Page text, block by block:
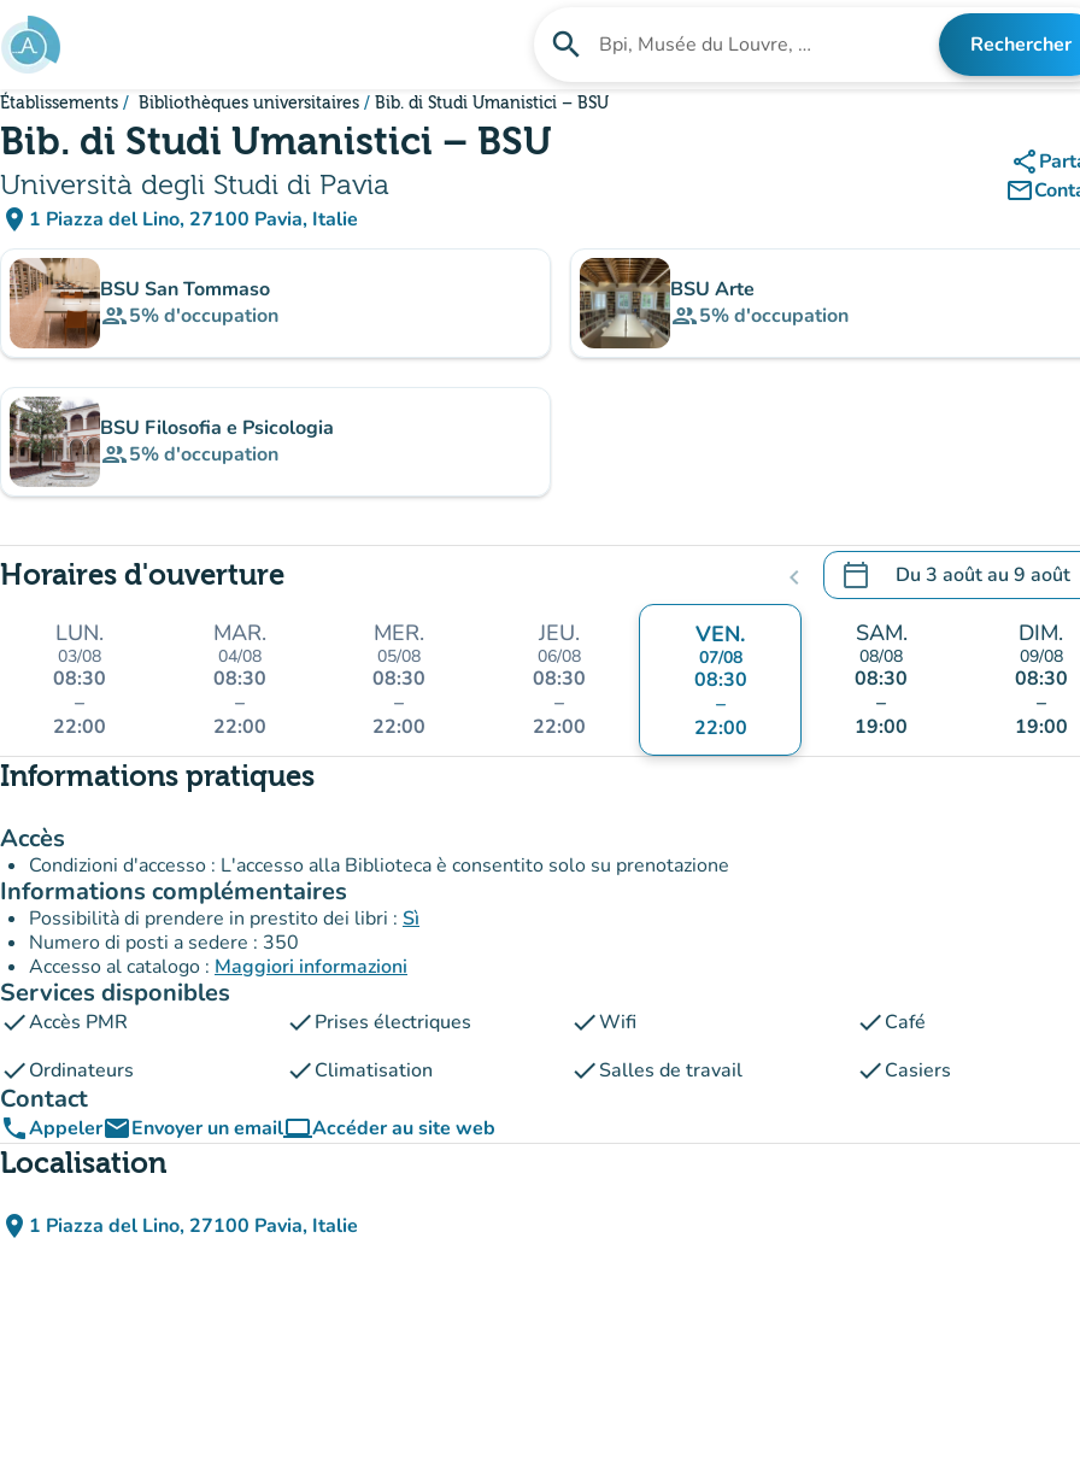
Aller au contenu principal
search Rechercher un établissement Rechercher
Établissements Bibliothèques universitaires Bib. di Studi Umanistici – BSU
Bib. di Studi Umanistici – BSU
Università degli Studi di Pavia
place 1 Piazza del Lino, 27100 Pavia, Italie
(ouvrir dans Google Maps)
(nouvel onglet)
share
mail_outline
Sous-sitesBSU San Tommaso
group5%d'occupation
BSU Arte
group5%d'occupation
BSU Filosofia e Psicologia
group5%d'occupation
Horaires d'ouverture chevron_left calendar_today Du 3 aoûtau 9 août
.Ouvrir le calendrier pour
LUN.
03/08
08:30
–
22:00
MAR.
04/08
08:30
–
22:00
MER.
05/08
08:30
–
22:00
JEU.
06/08
08:30
–
22:00
VEN.
07/08
08:30
–
22:00
SAM.
08/08
08:30
–
19:00
DIM.
09/08
08:30
–
19:00
Informations pratiques
Accès
Condizioni d'accesso : L'accesso alla Biblioteca è consentito solo su prenotazione
Informations complémentaires
Possibilità di prendere in prestito dei libri : Sì
Numero di posti a sedere : 350
Accesso al catalogo : Maggiori informazioni
Services disponibles
checkAccès PMR checkPrises électriques checkWifi checkCafé
checkOrdinateurs checkClimatisation checkSalles de travail checkCasiers
Contact
phoneAppeleremailEnvoyer un emailcomputerAccéder au site web
(nouvel onglet)
Localisation
place 1 Piazza del Lino, 27100 Pavia, Italie
(ouvrir dans Google Maps)
(nouvel onglet)